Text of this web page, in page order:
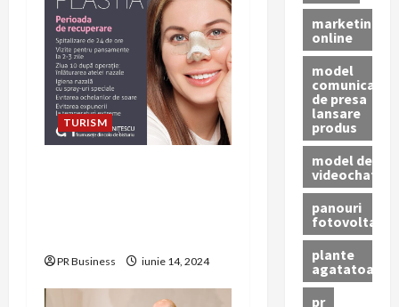
TURISM
PR Business iunie 14, 2024
marketing
online
model
comunicat
de presa
lansare
produs
model de
videochat
panouri
fotovoltaice
plante
agatatoare
pr